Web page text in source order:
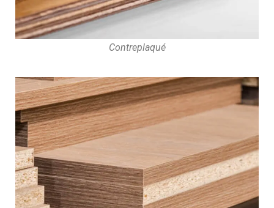
Contreplaqué